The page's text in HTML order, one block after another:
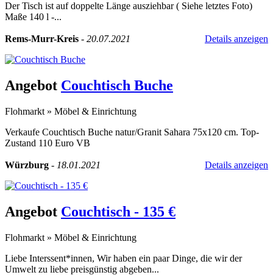
Der Tisch ist auf doppelte Länge ausziehbar ( Siehe letztes Foto)
Maße 140 l -...
Rems-Murr-Kreis - 20.07.2021 Details anzeigen
Angebot Couchtisch Buche
Flohmarkt » Möbel & Einrichtung
Verkaufe Couchtisch Buche natur/Granit Sahara 75x120 cm. Top-
Zustand 110 Euro VB
Würzburg - 18.01.2021 Details anzeigen
Angebot Couchtisch - 135 €
Flohmarkt » Möbel & Einrichtung
Liebe Interssent*innen, Wir haben ein paar Dinge, die wir der
Umwelt zu liebe preisgünstig abgeben...